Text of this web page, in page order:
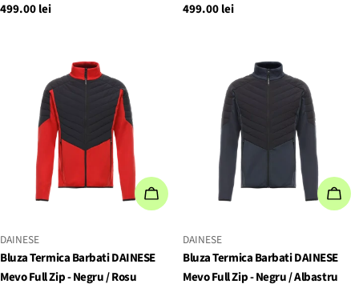
Preț
499.00 lei
Preț
499.00 lei
ADAUGĂ IN COŞ
FURNIZOR:
DAINESE
Bluza Termica Barbati DAINESE
Mevo Full Zip - Negru / Rosu
FURNIZOR:
DAINESE
Bluza Termica Barbati DAINESE
Mevo Full Zip - Negru / Albastru